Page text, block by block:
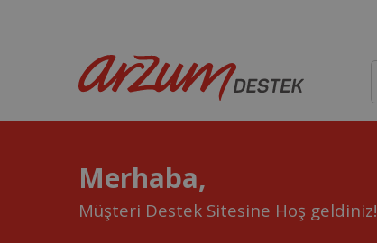
Merhaba,
Müşteri Destek Sitesine Hoş geldiniz!